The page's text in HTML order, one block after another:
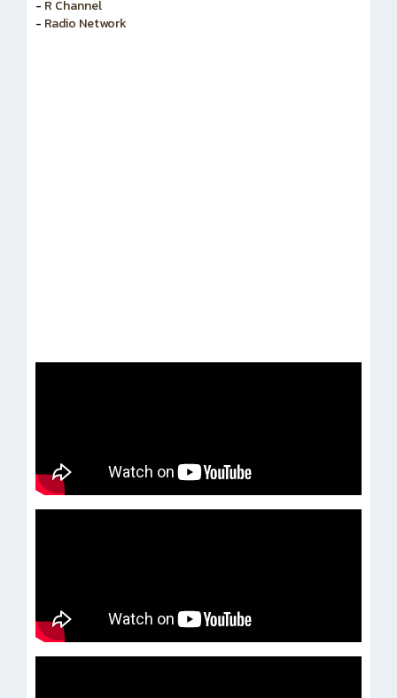
- R Channel
- Radio Network